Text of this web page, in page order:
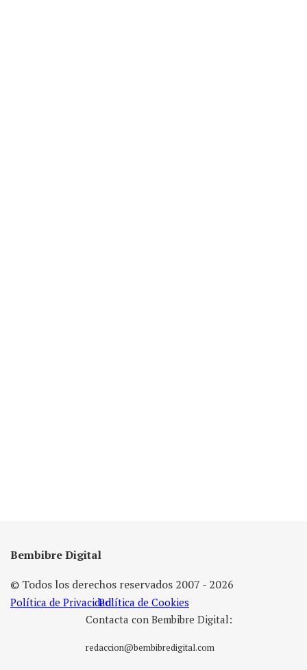
Bembibre Digital
© Todos los derechos reservados 2007 - 2026
Política de PrivacidadPolítica de Cookies
Contacta con Bembibre Digital:
redaccion@bembibredigital.com